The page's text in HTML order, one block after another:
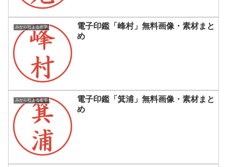
みから始まる名字
電子印鑑「峰村」無料画像・素材まと
め
みから始まる名字
電子印鑑「箕浦」無料画像・素材まと
め